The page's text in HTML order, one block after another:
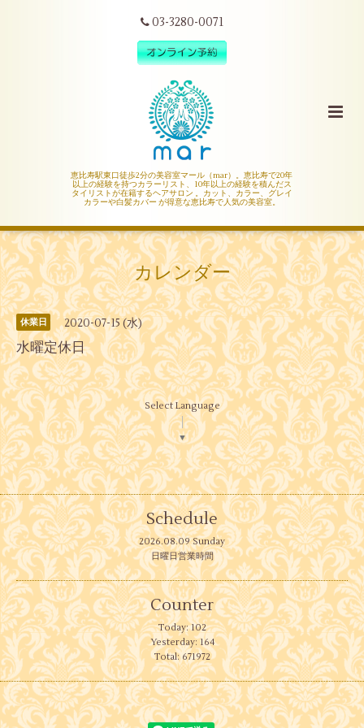
03-3280-0071
恵比寿駅東口徒歩2分の美容室マール（mar）。恵比寿で20年
以上の経験を持つカラーリスト、10年以上の経験を積んだス
タイリストが在籍するヘアサロン 。カット、カラー、グレイ
カラーや白髪カバー が得意な恵比寿で人気の美容室。
カレンダー
休業日 2020-07-15 (水)
水曜定休日
Select Language
▼
Schedule
2026.08.09 Sunday
日曜日営業時間
Counter
Today:102
Yesterday:164
Total: 671972